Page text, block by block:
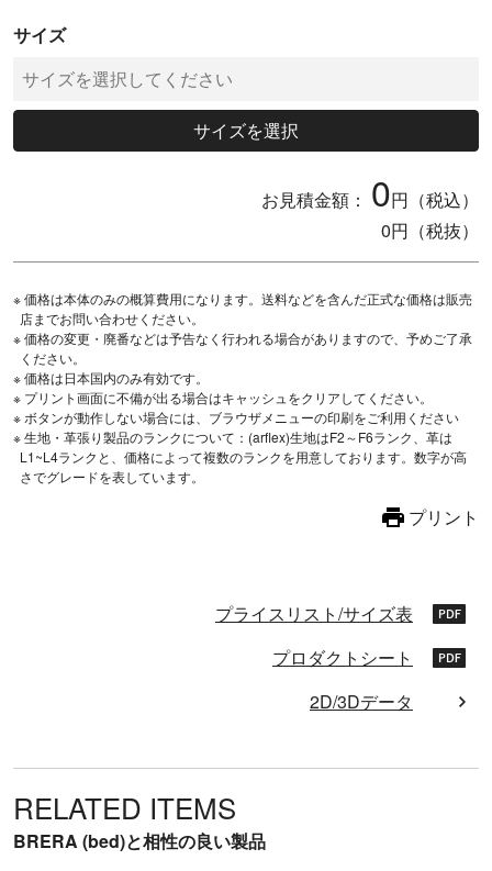
サイズ
サイズを選択
お見積金額： 0円（税込）
0円（税抜）
※ 価格は本体のみの概算費用になります。送料などを含んだ正式な価格は販売
店までお問い合わせください。
※ 価格の変更・廃番などは予告なく行われる場合がありますので、予めご了承
ください。
※ 価格は日本国内のみ有効です。
※ プリント画面に不備が出る場合はキャッシュをクリアしてください。
※ ボタンが動作しない場合には、ブラウザメニューの印刷をご利用ください
※ 生地・革張り製品のランクについて：(arflex)生地はF2～F6ランク、革は
L1~L4ランクと、価格によって複数のランクを用意しております。数字が高
さでグレードを表しています。
プリント
プライスリスト/サイズ表
プロダクトシート
2D/3Dデータ
RELATED ITEMS
BRERA (bed)と相性の良い製品